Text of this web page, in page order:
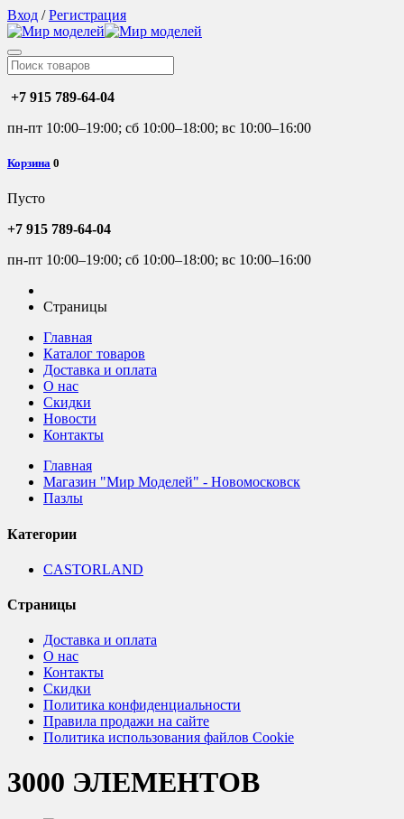
Вход /Регистрация
+7 915 789-64-04
пн-пт 10:00–19:00; сб 10:00–18:00; вс 10:00–16:00
Корзина 0
Пусто
+7 915 789-64-04
пн-пт 10:00–19:00; сб 10:00–18:00; вс 10:00–16:00
Страницы
Главная
Каталог товаров
Доставка и оплата
О нас
Скидки
Новости
Контакты
Главная
Магазин "Мир Моделей" - Новомосковск
Пазлы
Категории
CASTORLAND
Страницы
Доставка и оплата
О нас
Контакты
Скидки
Политика конфиденциальности
Правила продажи на сайте
Политика использования файлов Cookie
3000 ЭЛЕМЕНТОВ